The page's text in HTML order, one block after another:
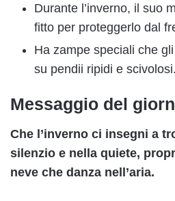
Durante l’inverno, il suo
fitto per proteggerlo dal
Ha zampe speciali che
su pendii ripidi e scivolosi.
Messaggio del
Che l’inverno ci insegni a
silenzio e nella quiete,
neve che danza nell’aria.